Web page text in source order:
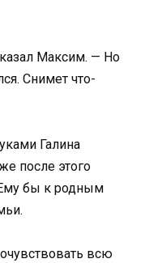
Максим. — Но
Снимет что-
Галина
после этого
бы к родным
всю